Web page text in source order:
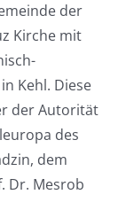
der
Kirche mit
Kehl. Diese
der Autorität
des
dem
Dr. Mesrob